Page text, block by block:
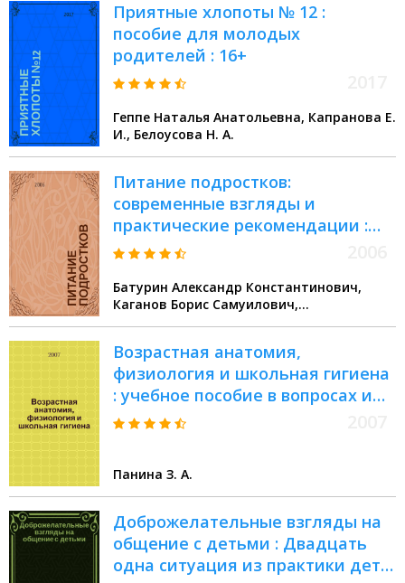
Приятные хлопоты № 12 :
пособие для молодых
родителей : 16+
Геппе Наталья Анатольевна, Капранова Е.
И., Белоусова Н. А.
Питание подростков:
современные взгляды и
практические рекомендации :
пособие для студентов
заведений
Батурин Александр Константинович,
Каганов Борис Самуилович,
Возрастная анатомия,
физиология и школьная гигиена
: учебное пособие в вопросах и
ответах для студентов педвузов
Панина З. А.
Доброжелательные взгляды на
общение с детьми : Двадцать
одна ситуация из практики дет.